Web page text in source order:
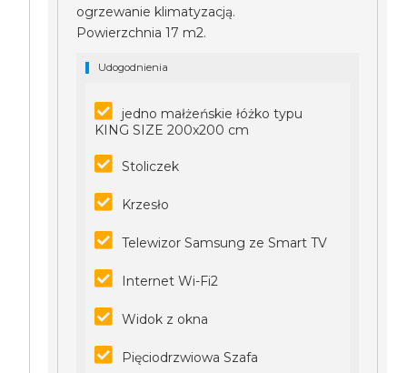
ogrzewanie klimatyzacją.
Powierzchnia 17 m2.
Udogodnienia
jedno małżeńskie łóżko typu
KING SIZE 200x200 cm
Stoliczek
Krzesło
Telewizor Samsung ze Smart TV
Internet Wi-Fi2
Widok z okna
Pięciodrzwiowa Szafa